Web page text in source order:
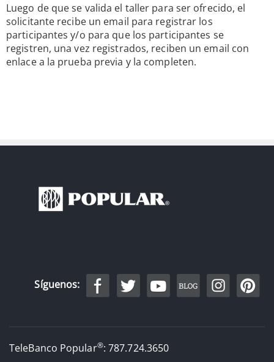
Luego de que se valida el taller para ser ofrecido, el
solicitante recibe un email para registrar los
participantes y/o para que los participantes se
registren, una vez registrados, reciben un email con
enlace a la prueba previa y la completen.
Síguenos:
TeleBanco Popular®: 787.724.3650